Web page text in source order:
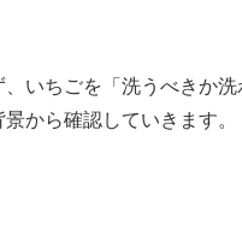
、いちごを「洗うべきか洗
から確認していきます。